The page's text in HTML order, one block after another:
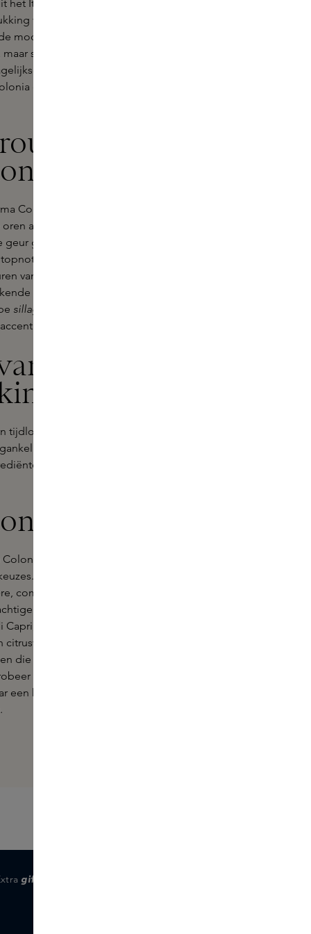
Italiaanse landschap. Acqua di
van tijdloze elegantie en een
moderne man die zijn
subtiele geur. Verkrijgbaar bij
verzorging. Perfect om te
de charme en het charisma
met
parfum
Colonia is het aan te raden een
aan te brengen Door de
geleidelijk vrij. Dit zorgt voor
van Siciliaanse
van lavendel, rozemarijn en
geur van sandelhout en
sillage
zonder te overheersen.
Acqua di
tijdloze elegantie, sluit perfect aan
te maken. Deze geur is rijk
uit Italië. Het biedt de
en meer
zijn zowel
Essenza biedt een moderne
complexere samenstelling. De
en aromatische accenten,
brengt je de zonnige geur
waaronder
die van elegantie en verfijning
Acqua di Parma Essenza voor
een hoger niveau tilt, of probeer
.
gifts